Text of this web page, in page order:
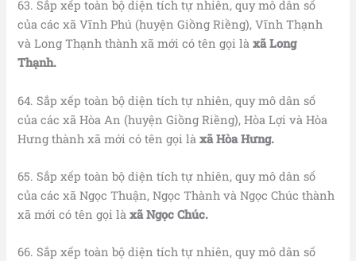
63. Sắp xếp toàn bộ diện tích tự nhiên, quy mô dân số
của các xã Vĩnh Phú (huyện Giồng Riềng), Vĩnh Thạnh
và Long Thạnh thành xã mới có tên gọi làxã Long
Thạnh.
64. Sắp xếp toàn bộ diện tích tự nhiên, quy mô dân số
của các xã Hòa An (huyện Giồng Riềng), Hòa Lợi và Hòa
Hưng thành xã mới có tên gọi làxã Hòa Hưng.
65. Sắp xếp toàn bộ diện tích tự nhiên, quy mô dân số
của các xã Ngọc Thuận, Ngọc Thành và Ngọc Chúc thành
xã mới có tên gọi làxã Ngọc Chúc.
66. Sắp xếp toàn bộ diện tích tự nhiên, quy mô dân số